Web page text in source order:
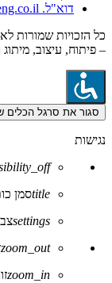
דוא"ל. yossi@amiteng.co.il
כל הזכויות שמורות
– פיתוח, עיצוב, מיתוג
סגור את סרגל הכלים
נגישות
titleסמן
settings
zoom_out
zoom_in